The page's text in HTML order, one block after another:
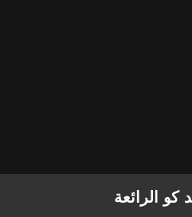
كو الرائعة